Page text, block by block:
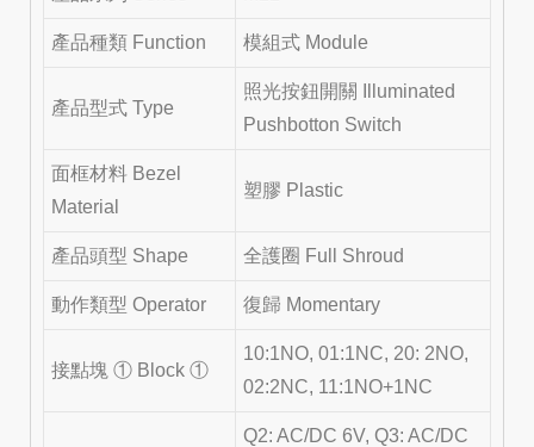
產品種類 Function 模組式 Module
產品型式 Type
照光按鈕開關 Illuminated
Pushbotton Switch
面框材料 Bezel
Material
塑膠 Plastic
產品頭型 Shape 全護圈 Full Shroud
動作類型 Operator 復歸 Momentary
接點塊 ① Block ①
10:1NO, 01:1NC, 20: 2NO,
02:2NC, 11:1NO+1NC
Q2: AC/DC 6V, Q3: AC/DC